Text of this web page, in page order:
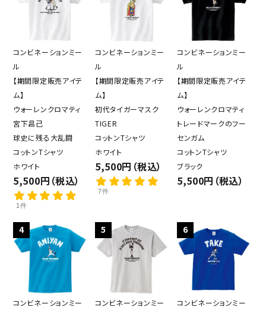
コンビネーションミー
ル
【期間限定販売アイテ
ム】
ウォーレンクロマティ
宮下昌己
球史に残る大乱闘
コットンTシャツ
ホワイト
5,500円（税込）
1件
コンビネーションミー
ル
【期間限定販売アイテ
ム】
初代タイガーマスク
TIGER
コットンTシャツ
ホワイト
5,500円（税込）
7件
コンビネーションミー
ル
【期間限定販売アイテ
ム】
ウォーレンクロマティ
トレードマークのフー
センガム
コットンTシャツ
ブラック
5,500円（税込）
4
コンビネーションミー
5
コンビネーションミー
6
コンビネーションミー